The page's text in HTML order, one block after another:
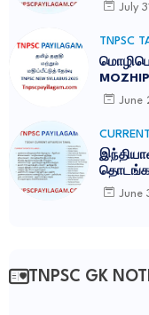
July
TNPSC
June
இந்தியாவின் UPI கிரீஸ்
TAMIL
June
TNPSC GK